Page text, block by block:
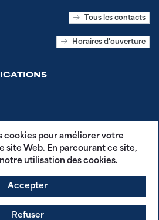
Tous les contacts
Horaires d'ouverture
RÉSEAUX SOCIAUX
cookies pour améliorer votre
site Web. En parcourant ce site,
utilisation des cookies.
Accepter
Refuser